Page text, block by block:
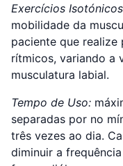
Exercícios
mobilidade da
paciente que
rítmicos, variando a
musculatura labial.
Tempo de Uso:
separadas por no
três vezes ao dia.
diminuir a